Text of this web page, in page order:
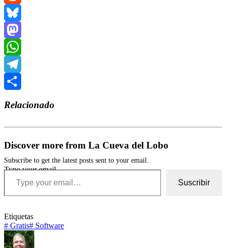
Reddit
Bluesky
Mastodon
WhatsApp
Telegram
Relacionado
Discover more from La Cueva del Lobo
Subscribe to get the latest posts sent to your email.
Type your email…
Suscribir
Etiquetas
# Gratis# Software